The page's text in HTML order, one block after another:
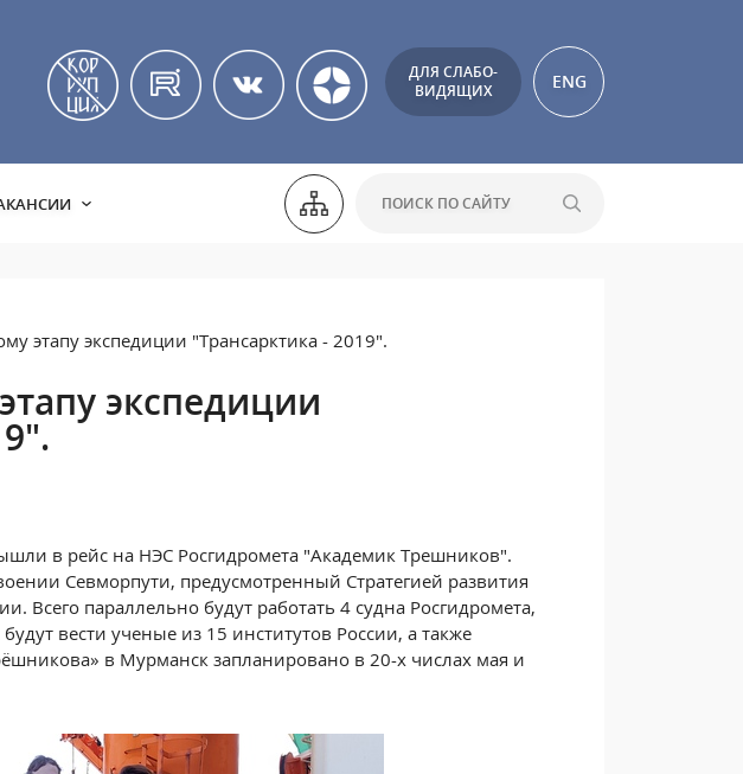
ДЛЯ СЛАБО-
ВИДЯЩИХ
ENG
этапу экспедиции "Трансарктика - 2019".
экспедиции
в рейс на НЭС Росгидромета "Академик Трешников".
Севморпути, предусмотренный Стратегией развития
Всего параллельно будут работать 4 судна Росгидромета,
вести ученые из 15 институтов России, а также
в Мурманск запланировано в 20-х числах мая и